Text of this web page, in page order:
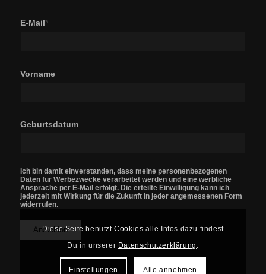
E-Mail *
Vorname
Geburtsdatum
Ich bin damit einverstanden, dass meine personenbezogenen
Daten für Werbezwecke verarbeitet werden und eine werbliche
Ansprache per E-Mail erfolgt. Die erteilte Einwilligung kann ich
jederzeit mit Wirkung für die Zukunft in jeder angemessenen Form
widerrufen.
Diese Seite benutztCookies alle Infos dazu findest
Du in unserer Datenschutzerklärung
Einstellungen Alle annehmen